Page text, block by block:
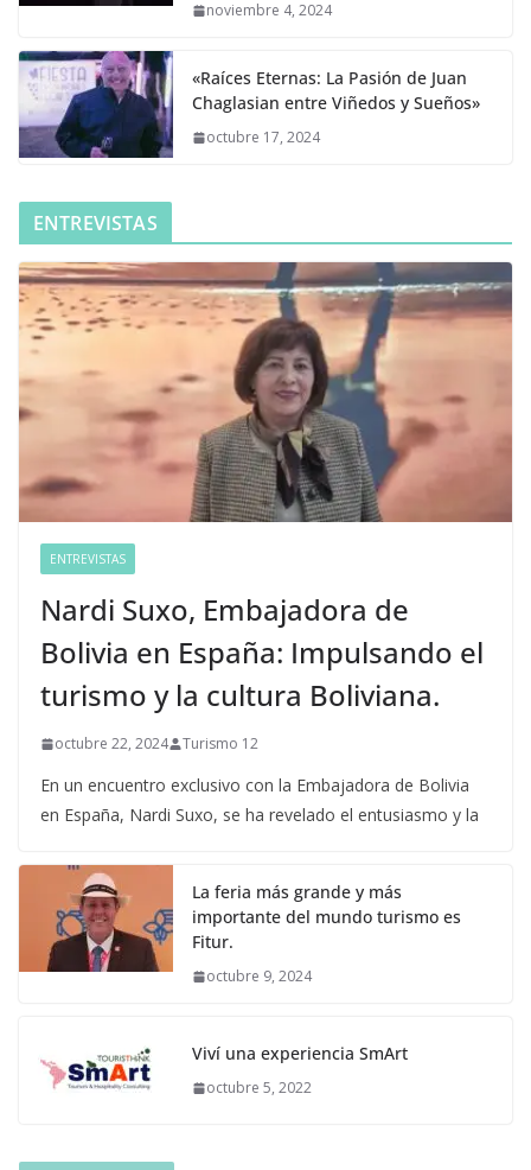
noviembre 4, 2024
«Raíces Eternas: La Pasión de Juan
Chaglasian entre Viñedos y Sueños»
octubre 17, 2024
ENTREVISTAS
ENTREVISTAS
Nardi Suxo, Embajadora de
Bolivia en España: Impulsando el
turismo y la cultura Boliviana.
octubre 22, 2024 Turismo 12
En un encuentro exclusivo con la Embajadora de Bolivia
en España, Nardi Suxo, se ha revelado el entusiasmo y la
La feria más grande y más
importante del mundo turismo es
Fitur.
octubre 9, 2024
Viví una experiencia SmArt
octubre 5, 2022